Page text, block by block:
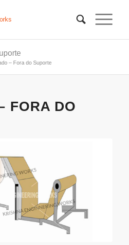
– Fora do Suporte
FORA DO